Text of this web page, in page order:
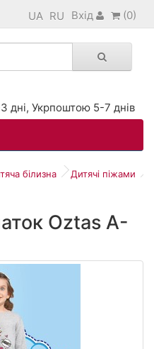
(0)
Вхід
UA RU
дні, Укрпоштою 5-7 днів
білизна
Дитячі піжами
Oztas A-